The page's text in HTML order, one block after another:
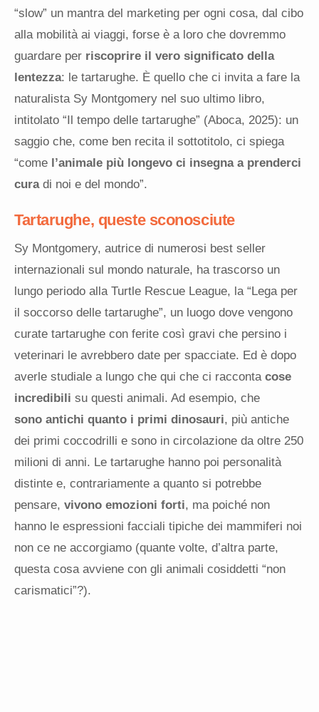
“slow” un mantra del marketing per ogni cosa, dal cibo
alla mobilità ai viaggi, forse è a loro che dovremmo
guardare per riscoprire il vero significato della
lentezza: le tartarughe. È quello che ci invita a fare la
naturalista Sy Montgomery nel suo ultimo libro,
intitolato “Il tempo delle tartarughe” (Aboca, 2025): un
saggio che, come ben recita il sottotitolo, ci spiega
“come l’animale più longevo ci insegna a prenderci
curadi noi e del mondo”.
Tartarughe, queste sconosciute
Sy Montgomery, autrice di numerosi best seller
internazionali sul mondo naturale, ha trascorso un
lungo periodo alla Turtle Rescue League, la “Lega per
il soccorso delle tartarughe”, un luogo dove vengono
curate tartarughe con ferite così gravi che persino i
veterinari le avrebbero date per spacciate. Ed è dopo
averle studiale a lungo che qui che ci raccontacose
incredibili su questi animali. Ad esempio, che
sono antichi quanto i primi dinosauri, più antiche
dei primi coccodrilli e sono in circolazione da oltre 250
milioni di anni. Le tartarughe hanno poi personalità
distinte e, contrariamente a quanto si potrebbe
pensare, vivono emozioni forti, ma poiché non
hanno le espressioni facciali tipiche dei mammiferi noi
non ce ne accorgiamo (quante volte, d’altra parte,
questa cosa avviene con gli animali cosiddetti “non
carismatici”?).